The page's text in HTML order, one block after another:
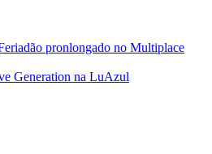
pronlongado no Multiplace
Generation na LuAzul